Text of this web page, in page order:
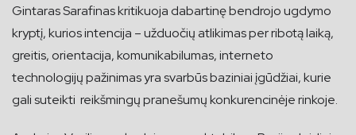
Gintaras Sarafinas kritikuoja dabartinę bendrojo ugdymo
kryptį, kurios intencija – užduočių atlikimas per ribotą laiką,
greitis, orientacija, komunikabilumas, interneto
technologijų pažinimas yra svarbūs baziniai įgūdžiai, kurie
gali suteikti reikšmingų pranešumų konkurencinėje rinkoje.